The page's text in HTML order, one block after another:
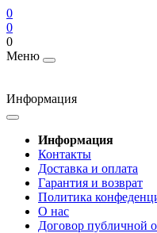
0
0
0
Меню
Информация
Информация
Контакты
Доставка и оплата
Гарантия и возврат
Политика
О нас
Договор публичной